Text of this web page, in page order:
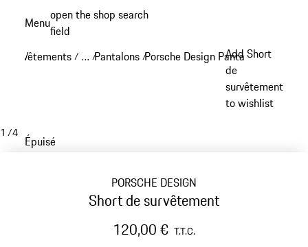
principal
Menuopen the shop search
field
Vêtements / …
Reveal collapsed breadcrumb items
/Pantalons /Porsche Design Pantalons/
Add Short
de
survêtement
to wishlist
1 /4
Épuisé
PORSCHE DESIGN
Short de survêtement
120,00 € T.T.C.